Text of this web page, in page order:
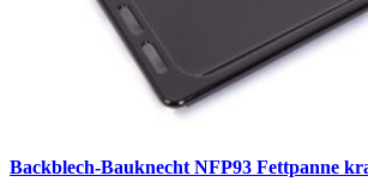
Backblech-Bauknecht NFP93 Fettpanne